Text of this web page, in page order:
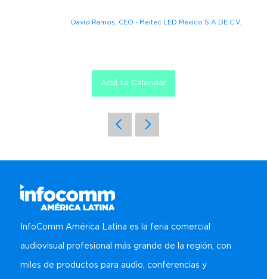
David Ramos, CEO - Meitec LED México S.A DE C.V.
Add to Calendar
InfoComm América Latina es la feria comercial
audiovisual profesional más grande de la región, con
miles de productos para audio, conferencias y